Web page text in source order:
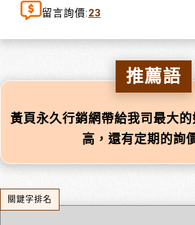
留言詢價:23
推薦語
黃頁永久行銷網帶給我司最大
高，還有定期的詢
關鍵字排名